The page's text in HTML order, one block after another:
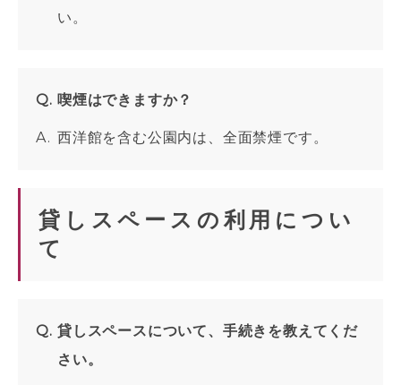
い。
喫煙はできますか？
西洋館を含む公園内は、全面禁煙です。
貸しスペースの利用につい
て
貸しスペースについて、手続きを教えてくだ
さい。